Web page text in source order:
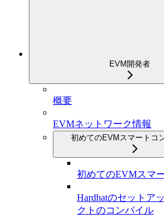
EVM開発者
概要
EVMネットワーク情報
初めてのEVMスマートコ
初めてのEVMスマ
Hardhatのセットア
クトのコンパイル